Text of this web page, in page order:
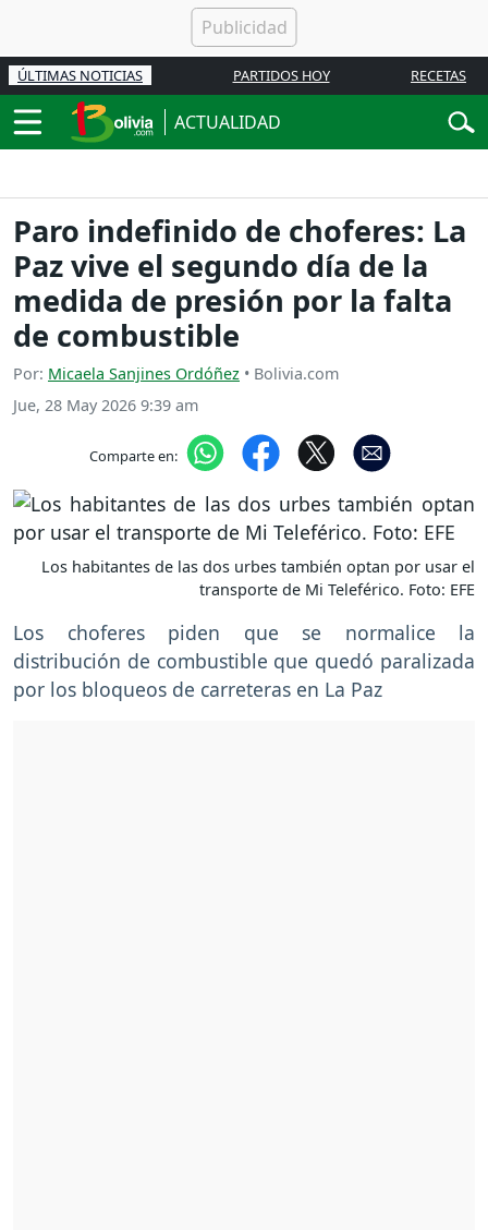
ÚLTIMAS NOTICIAS PARTIDOS HOY RECETAS
ACTUALIDAD
Paro indefinido de choferes: La
Paz vive el segundo día de la
medida de presión por la falta
de combustible
Por: Micaela Sanjines Ordóñez • Bolivia.com
Jue, 28 May 2026 9:39 am
Comparte en:
Los habitantes de las dos urbes también optan por usar el
transporte de Mi Teleférico. Foto: EFE
Los choferes piden que se normalice la
distribución de combustible que quedó paralizada
por los bloqueos de carreteras en La Paz